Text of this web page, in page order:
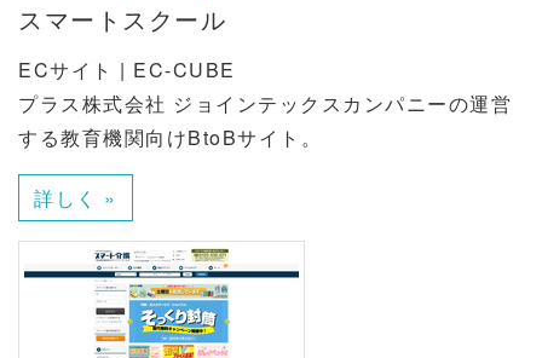
スマートスクール
ECサイト | EC-CUBE
プラス株式会社 ジョインテックスカンパニーの運営
する教育機関向けBtoBサイト。
詳しく »